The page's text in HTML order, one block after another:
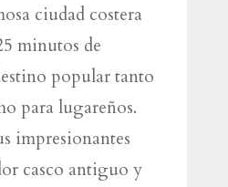
ciudad costera
minutos de
popular tanto
para lugareños.
impresionantes
casco antiguo y